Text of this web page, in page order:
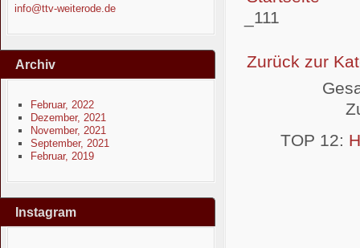
info@ttv-weiterode.de
Archiv
Februar, 2022
Dezember, 2021
November, 2021
September, 2021
Februar, 2019
Instagram
_111
Zurück zur
TOP 12: